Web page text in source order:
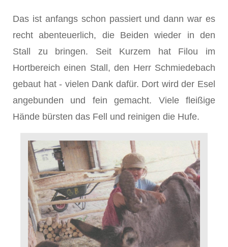
Das ist anfangs schon passiert und dann war es
recht abenteuerlich, die Beiden wieder in den
Stall zu bringen. Seit Kurzem hat Filou im
Hortbereich einen Stall, den Herr Schmiedebach
gebaut hat - vielen Dank dafür. Dort wird der Esel
angebunden und fein gemacht. Viele fleißige
Hände bürsten das Fell und reinigen die Hufe.